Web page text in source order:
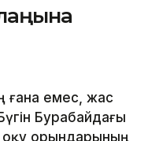
ғана емес, жас
Бурабайдағы
оқу орындарының